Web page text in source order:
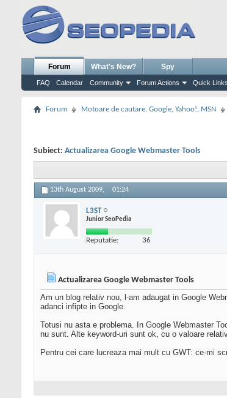
Forum
FAQ Calendar Community Forum Actions Quick Links
What's New? Spy
Forum Motoare de cautare. Google, Yahoo!, MSN
Subiect: Actualizarea Google Webmaster Tools
13th August 2009, 01:24
L3ST
Junior SeoPedia
Reputatie: 36
Actualizarea Google Webmaster Tools
Am un blog relativ nou, l-am adaugat in Google
adanci infipte in Google.
Totusi nu asta e problema. In Google Webmaster
nu sunt. Alte keyword-uri sunt ok, cu o valoare
Pentru cei care lucreaza mai mult cu GWT: ce-mi